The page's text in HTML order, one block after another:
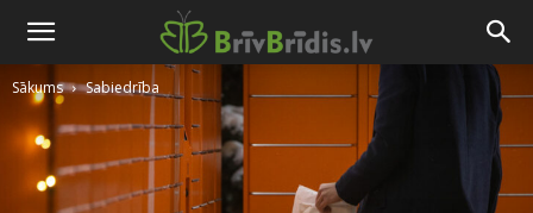
Sākums Sabiedrība